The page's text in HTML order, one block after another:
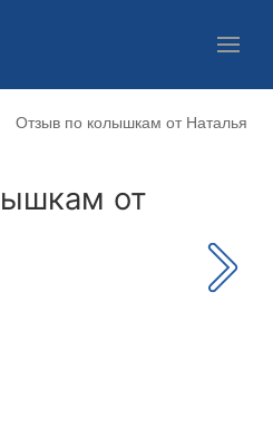
Отзыв по колышкам от Наталья
от